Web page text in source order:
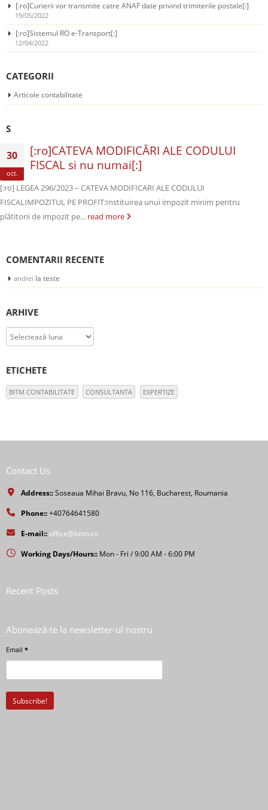
[:ro]Curierii vor transmite catre ANAF date privind trimiterile postale[:]
19/05/2022
[:ro]Sistemul RO e-Transport[:]
12/04/2022
CATEGORII
Articole contabilitate
S
30
oct.
[:ro]CATEVA MODIFICĂRI ALE CODULUI
FISCAL si nu numai[:]
[:ro] LEGEA 296/2023 – CATEVA MODIFICARI ALE CODULUI
FISCALIMPOZITUL PE PROFIT:Instituirea unui impozit minim pentru
plătitorii de impozit pe... read more
COMENTARII RECENTE
andrei la teste
ARHIVE
Arhive
ETICHETE
BITM CONTABILITATE CONSULTANTA EXPERTIZE
Contact Us
Address::Soseaua Mihai Bravu, No 116, Bucharest, Roumania
Phone::+40764641580
E-mail:: office@bitm.ro
Working Days/Hours:: Mon - Fri / 9:00 AM - 6:00 PM
Recent Posts
Abonează-te la newsletter-ul nostru
Email *